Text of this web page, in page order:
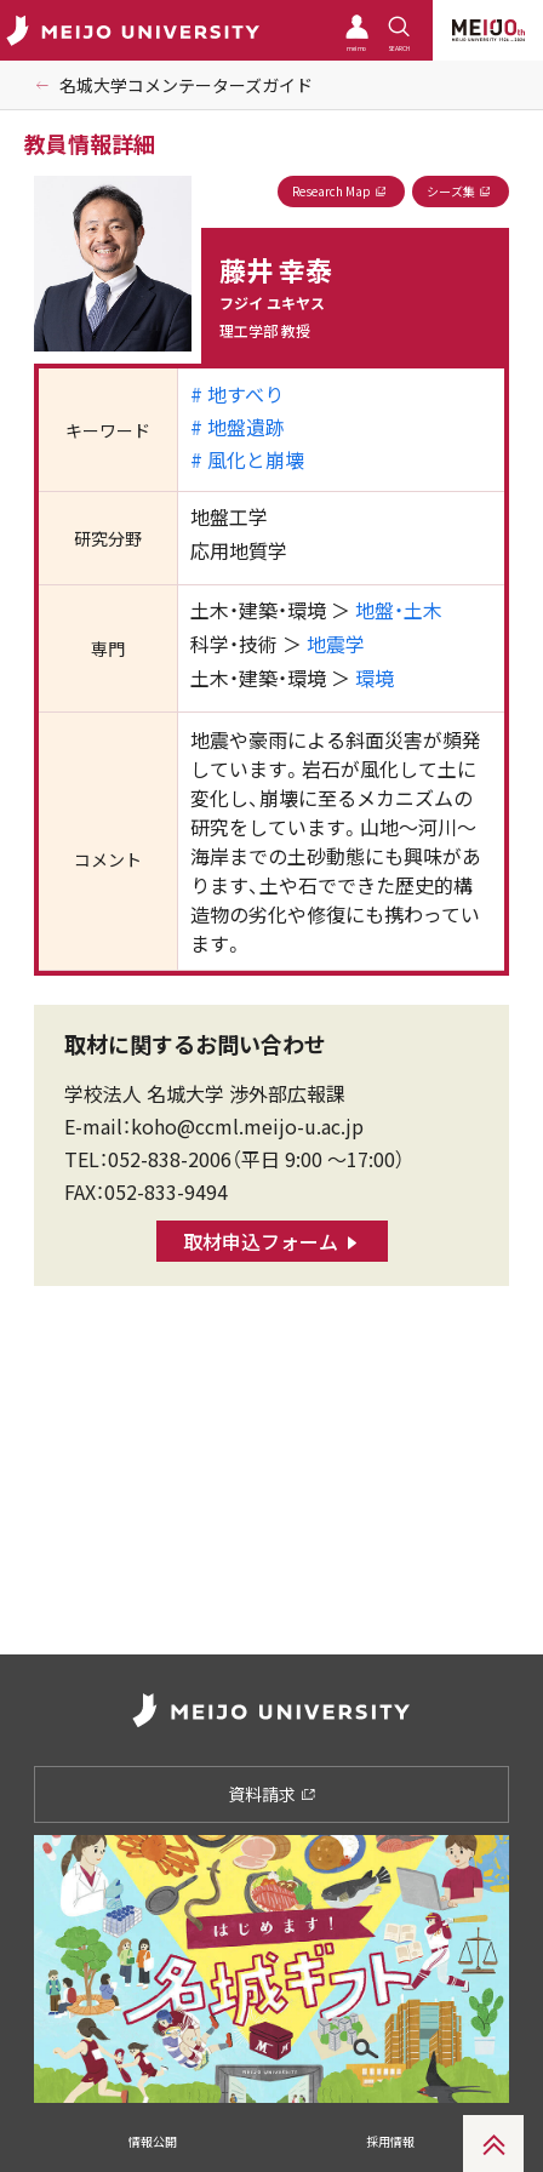
meimo SEARCH
名城大学コメンテーターズガイド
教員情報詳細
藤井 幸泰
フジイ ユキヤス
理工学部 教授
Research Map シーズ集
キーワード
# 地すべり
# 地盤遺跡
# 風化と崩壊
研究分野
地盤工学
応用地質学
専門
土木・建築・環境 ＞地盤・土木
科学・技術 ＞地震学
土木・建築・環境 ＞環境
コメント
地震や豪雨による斜面災害が頻発
しています。岩石が風化して土に
変化し、崩壊に至るメカニズムの
研究をしています。山地～河川～
海岸までの土砂動態にも興味があ
ります、土や石でできた歴史的構
造物の劣化や修復にも携わってい
ます。
取材に関するお問い合わせ
学校法人 名城大学 渉外部広報課
E-mail：koho@ccml.meijo-u.ac.jp
TEL：052-838-2006（平日 9:00 〜17:00）
FAX：052-833-9494
取材申込フォーム
資料請求
情報公開
採用情報